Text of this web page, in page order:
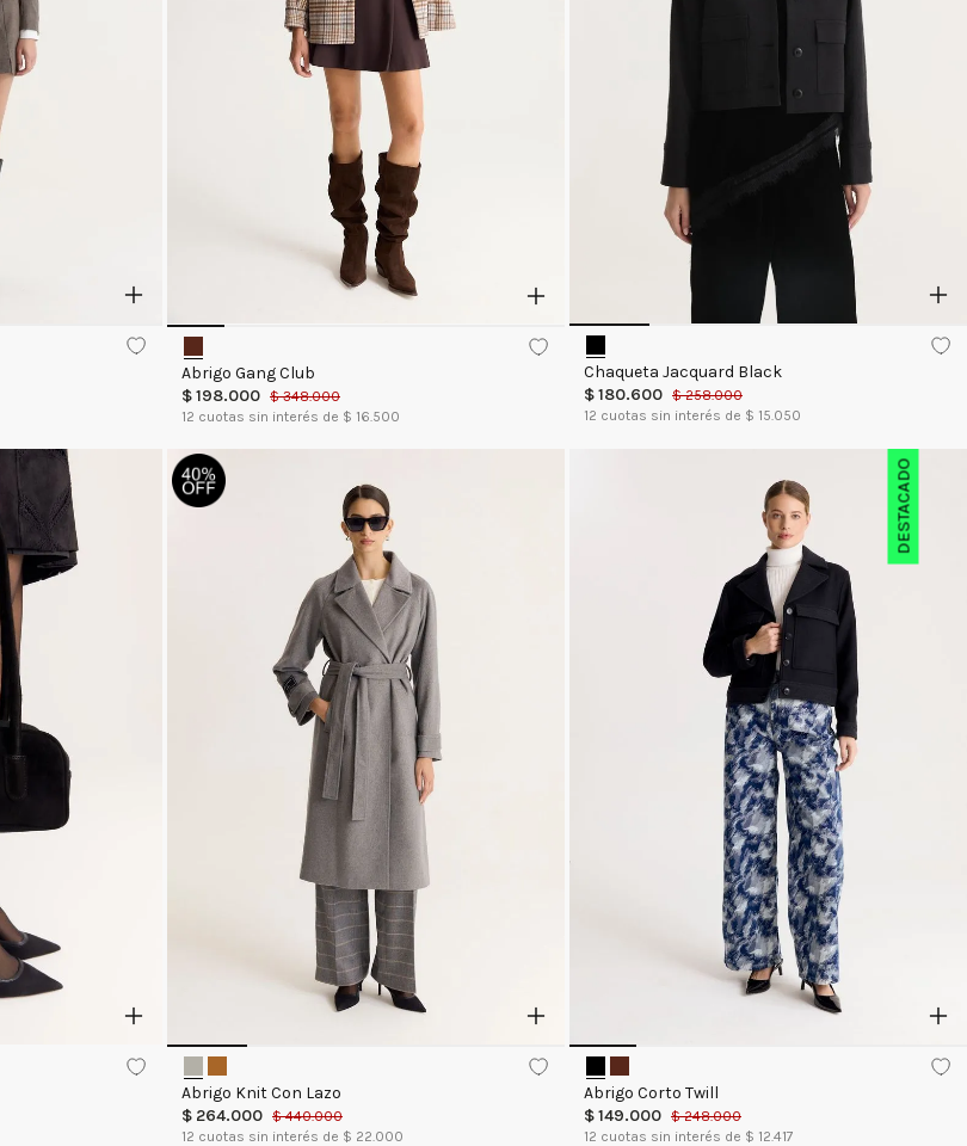
Abrigo Gang Club
$198.000 $ 348.000
12 cuotas sin interés de $ 16.500
Chaqueta Jacquard Black
$180.600 $ 258.000
12 cuotas sin interés de $ 15.050
Abrigo Knit Con Lazo
$ 264.000 $ 440.000
12 cuotas sin interés de $ 22.000
DESTACADO
Abrigo Corto Twill
$149.000 $ 248.000
12 cuotas sin interés de $ 12.417